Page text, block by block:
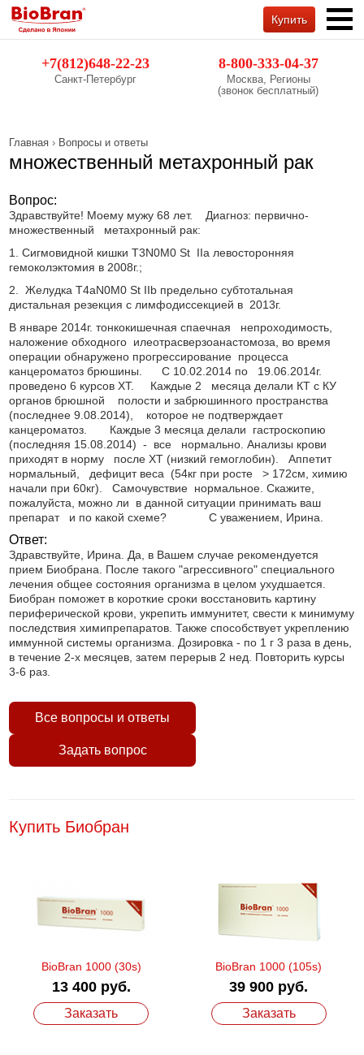
+7(812)648-22-23
Санкт-Петербург
8-800-333-04-37
Москва, Регионы
(звонок бесплатный)
Купить
Главная › Вопросы и ответы
множественный метахронный рак
Вопрос:
Здравствуйте! Моему мужу 68 лет. Диагноз: первично-
множественный метахронный рак:
1. Сигмовидной кишки T3N0M0 St IIa левосторонняя
гемоколэктомия в 2008г.;
2. Желудка T4аN0M0 St IIb предельно субтотальная
дистальная резекция с лимфодиссекцией в 2013г.
В январе 2014г. тонкокишечная спаечная непроходимость,
наложение обходного илеотрасверзоанастомоза, во время
операции обнаружено прогрессирование процесса
канцероматоз брюшины. С 10.02.2014 по 19.06.2014г.
проведено 6 курсов ХТ. Каждые 2 месяца делали КТ с КУ
органов брюшной полости и забрюшинного пространства
(последнее 9.08.2014), которое не подтверждает
канцероматоз. Каждые 3 месяца делали гастроскопию
(последняя 15.08.2014) - все нормально. Анализы крови
приходят в норму после ХТ (низкий гемоглобин). Аппетит
нормальный, дефицит веса (54кг при росте > 172см, химию
начали при 60кг). Самочувствие нормальное. Скажите,
пожалуйста, можно ли в данной ситуации принимать ваш
препарат и по какой схеме? С уважением, Ирина.
Ответ:
Здравствуйте, Ирина. Да, в Вашем случае рекомендуется
прием Биобрана. После такого "агрессивного" специального
лечения общее состояния организма в целом ухудшается.
Биобран поможет в короткие сроки восстановить картину
периферической крови, укрепить иммунитет, свести к минимуму
последствия химипрепаратов. Также способствует укреплению
иммунной системы организма. Дозировка - по 1 г 3 раза в день,
в течение 2-х месяцев, затем перерыв 2 нед. Повторить курсы
3-6 раз.
Все вопросы и ответы
Задать вопрос
Купить Биобран
BioBran 1000 (30s)
13 400 руб.
Заказать
BioBran 1000 (105s)
39 900 руб.
Заказать